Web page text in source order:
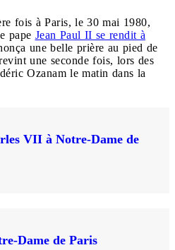
fois à Paris, le 30 mai 1980,
pape Jean Paul II se rendit à
une belle prière au pied de
une seconde fois, lors des
Ozanam le matin dans la
VII à Notre-Dame de
Dame de Paris